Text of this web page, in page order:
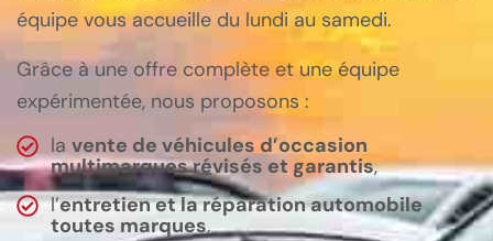
équipe vous accueille du lundi au samedi.
Grâce à une offre complète et une équipe
expérimentée, nous proposons :
la vente de véhicules d’occasion
multimarques révisés et garantis,
l’entretien et la réparation automobile
toutes marques,